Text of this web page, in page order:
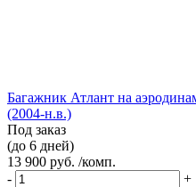
Багажник Атлант на
(2004-н.в.)
Под заказ
(до 6 дней)
13 900 руб. /комп.
-
+